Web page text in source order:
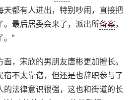
天都有人进出，特别吵闹，直接把
。最后居委会来了，派出所备案，
。”
，宋欣的男朋友唐彬更加擅长。
宿不太靠谱，但还是也辞职参与了
的法律意识很强，这也和街道的长